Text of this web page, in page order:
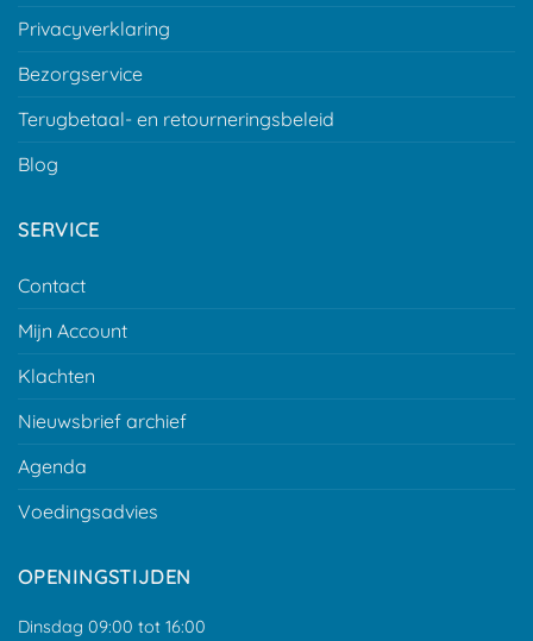
Privacyverklaring
Bezorgservice
Terugbetaal- en retourneringsbeleid
Blog
SERVICE
Contact
Mijn Account
Klachten
Nieuwsbrief archief
Agenda
Voedingsadvies
OPENINGSTIJDEN
Dinsdag 09:00 tot 16:00